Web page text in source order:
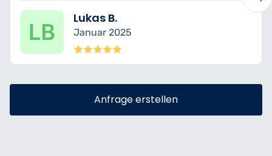
Lukas B.
Januar 2025
Anfrage erstellen